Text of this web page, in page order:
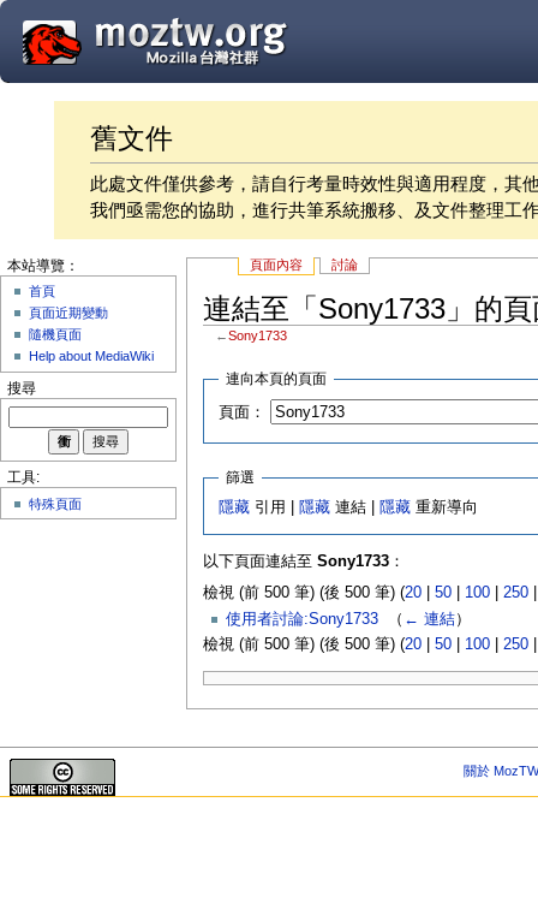
舊文件
此處文件僅供參考，請自行考量時效性與適用程度，其
我們亟需您的協助，進行共筆系統搬移、及文件整理工
頁面內容 討論
連結至「Sony1733」的頁
←Sony1733
連向本頁的頁面
頁面：
篩選
隱藏 引用 | 隱藏 連結 | 隱藏 重新導向
以下頁面連結至 Sony1733：
檢視 (前 500 筆) (後 500 筆) (20| 50| 100| 250
使用者討論:Sony1733‎ （ ← 連結）
檢視 (前 500 筆) (後 500 筆) (20| 50| 100| 250
本站導覽：
首頁
頁面近期變動
隨機頁面
Help about MediaWiki
搜尋
工具:
特殊頁面
關於